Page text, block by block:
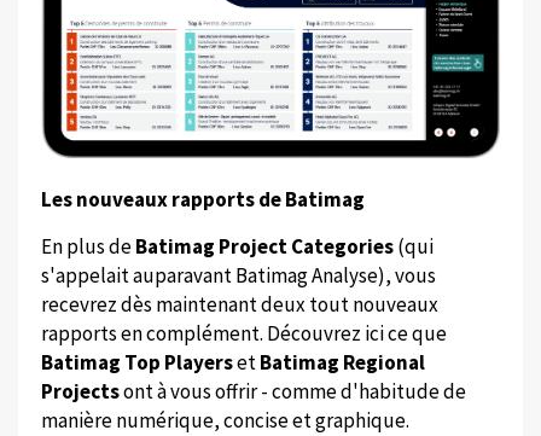
Les nouveaux rapports de Batimag
En plus deBatimag Project Categories(qui
s'appelait auparavant Batimag Analyse), vous
recevrez dès maintenant deux tout nouveaux
rapports en complément. Découvrez ici ce que
Batimag Top PlayersetBatimag Regional
Projectsont à vous offrir - comme d'habitude de
manière numérique, concise et graphique.